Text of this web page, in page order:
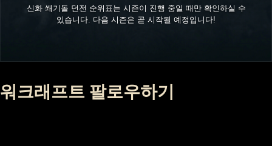
신화 쐐기돌 던전 순위표는 시즌이 진행 중일 때만 확인하실 수
있습니다. 다음 시즌은 곧 시작될 예정입니다!
워크래프트 팔로우하기